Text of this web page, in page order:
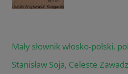
Mały słownik włosko-polski,
Stanisław Soja, Celeste